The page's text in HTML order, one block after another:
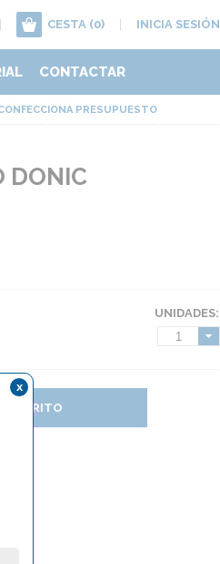
CESTA (0) INICIA SESIÓN
CONTACTAR
PRESUPUESTO
DONIC
UNIDADES:
1
CARRITO
x